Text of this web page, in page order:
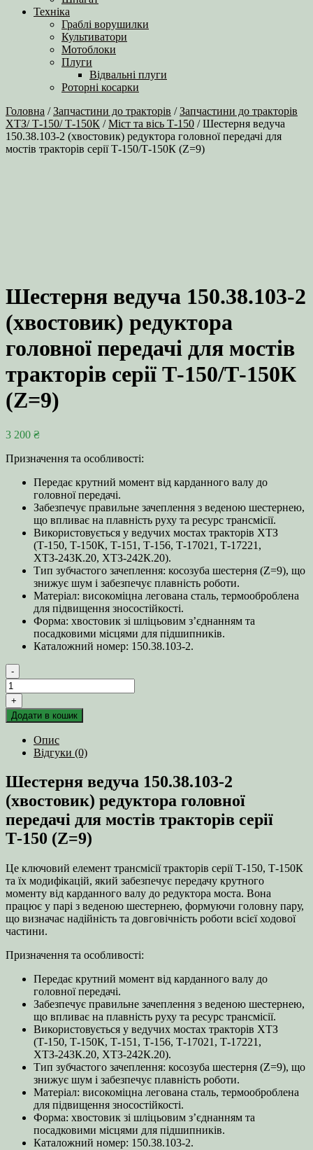
Техніка
Граблі ворушилки
Культиватори
Мотоблоки
Плуги
Відвальні плуги
Роторні косарки
Головна /Запчастини до тракторів /Запчастини до тракторів
ХТЗ/ Т-150/ Т-150К /Міст та вісь Т-150 / Шестерня ведуча
150.38.103-2 (хвостовик) редуктора головної передачі для
мостів тракторів серії Т‑150/Т-150К (Z=9)
Шестерня ведуча 150.38.103-2
(хвостовик) редуктора
головної передачі для мостів
тракторів серії Т‑150/Т-150К
(Z=9)
3 200 ₴
Призначення та особливості:
Передає крутний момент від карданного валу до
головної передачі.
Забезпечує правильне зачеплення з веденою шестернею,
що впливає на плавність руху та ресурс трансмісії.
Використовується у ведучих мостах тракторів ХТЗ
(Т‑150, Т‑150К, Т‑151, Т‑156, Т‑17021, Т‑17221,
ХТЗ‑243К.20, ХТЗ‑242К.20).
Тип зубчастого зачеплення: косозуба шестерня (Z=9), що
знижує шум і забезпечує плавність роботи.
Матеріал: високоміцна легована сталь, термооброблена
для підвищення зносостійкості.
Форма: хвостовик зі шліцьовим з’єднанням та
посадковими місцями для підшипників.
Каталожний номер: 150.38.103-2.
-
Шестерня
ведуча
150.38.103-
2
(хвостовик)
редуктора
головної
для
мостів
тракторів
серії
Т‑150/
Т-150К
кількість
+
Додати в кошик
Опис
Відгуки (0)
Шестерня ведуча 150.38.103-2
(хвостовик) редуктора головної
передачі для мостів тракторів серії
Т‑150 (Z=9)
Це ключовий елемент трансмісії тракторів серії Т‑150, Т‑150К
та їх модифікацій, який забезпечує передачу крутного
моменту від карданного валу до редуктора моста. Вона
працює у парі з веденою шестернею, формуючи головну пару,
що визначає надійність та довговічність роботи всієї ходової
частини.
Призначення та особливості:
Передає крутний момент від карданного валу до
головної передачі.
Забезпечує правильне зачеплення з веденою шестернею,
що впливає на плавність руху та ресурс трансмісії.
Використовується у ведучих мостах тракторів ХТЗ
(Т‑150, Т‑150К, Т‑151, Т‑156, Т‑17021, Т‑17221,
ХТЗ‑243К.20, ХТЗ‑242К.20).
Тип зубчастого зачеплення: косозуба шестерня (Z=9), що
знижує шум і забезпечує плавність роботи.
Матеріал: високоміцна легована сталь, термооброблена
для підвищення зносостійкості.
Форма: хвостовик зі шліцьовим з’єднанням та
посадковими місцями для підшипників.
Каталожний номер: 150.38.103-2.